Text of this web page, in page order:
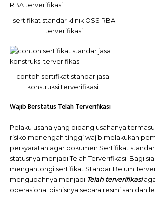
sertifikat standar klinik OSS RBA
terverifikasi
contoh sertifikat standar jasa
konstruksi terverifikasi
Wajib Berstatus Telah Terverifikasi
Pelaku usaha yang bidang usahanya
risiko menengah tinggi wajib melakukan
persyaratan agar dokumen Sertifikat
statusnya menjadi Telah Terverifikasi. Bagi
mengantongi sertifikat Standar Belum
mengubahnya menjadi Telah terverifikasi
operasional bisnisnya secara resmi sah dan